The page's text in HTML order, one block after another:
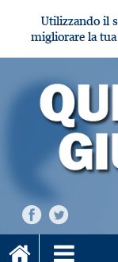
Utilizzando il
migliorare la